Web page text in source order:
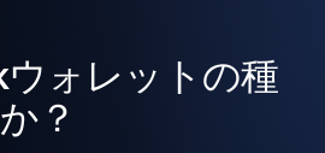
ォレットの種
？